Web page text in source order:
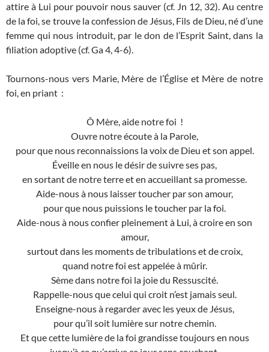
attire à Lui pour pouvoir nous sauver (cf. Jn 12, 32). Au centre
de la foi, se trouve la confession de Jésus, Fils de Dieu, né d’une
femme qui nous introduit, par le don de l’Esprit Saint, dans la
filiation adoptive (cf. Ga 4, 4-6).
Tournons-nous vers Marie, Mère de l’Église et Mère de notre
foi, en priant :
Ô Mère, aide notre foi !
Ouvre notre écoute à la Parole,
pour que nous reconnaissions la voix de Dieu et son appel.
Éveille en nous le désir de suivre ses pas,
en sortant de notre terre et en accueillant sa promesse.
Aide-nous à nous laisser toucher par son amour,
pour que nous puissions le toucher par la foi.
Aide-nous à nous confier pleinement à Lui, à croire en son
amour,
surtout dans les moments de tribulations et de croix,
quand notre foi est appelée à mûrir.
Sème dans notre foi la joie du Ressuscité.
Rappelle-nous que celui qui croit n’est jamais seul.
Enseigne-nous à regarder avec les yeux de Jésus,
pour qu’il soit lumière sur notre chemin.
Et que cette lumière de la foi grandisse toujours en nous